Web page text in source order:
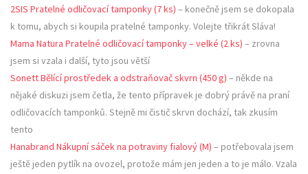
2SIS Pratelné odličovací tamponky (7 ks) – konečně jsem se dokopala
k tomu, abych si koupila pratelné tamponky. Volejte třikrát Sláva!
Mama Natura Pratelné odličovací tamponky – velké (2 ks) – zrovna
jsem si vzala i další, tyto jsou větší
Sonett Bělící prostředek a odstraňovač skvrn (450 g) – někde na
nějaké diskuzi jsem četla, že tento přípravek je dobrý právě na praní
odličovacích tamponků. Stejně mi čistič skrvn dochází, tak zkusím
tento
Hanabrand Nákupní sáček na potraviny fialový (M) – potřebovala jsem
ještě jeden pytlík na ovozel, protože mám jen jeden a to je málo. Vzala